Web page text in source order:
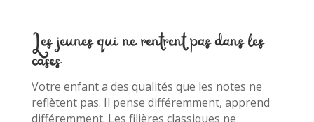
Les jeunes qui ne rentrent pas dans les
cases
Votre enfant a des qualités que les notes ne
reflètent pas. Il pense différemment, apprend
différemment. Les filières classiques ne